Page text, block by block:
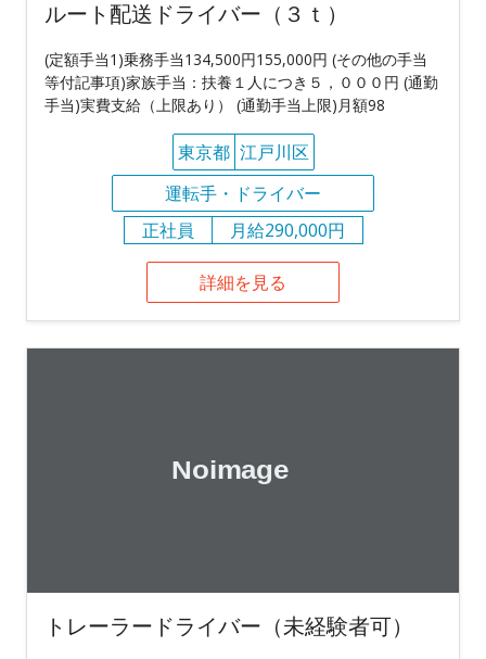
ルート配送ドライバー（３ｔ）
(定額手当1)乗務手当134,500円155,000円 (その他の手当
等付記事項)家族手当：扶養１人につき５，０００円 (通勤
手当)実費支給（上限あり） (通勤手当上限)月額98
東京都 江戸川区
運転手・ドライバー
正社員
月給290,000円
詳細を見る
トレーラードライバー（未経験者可）